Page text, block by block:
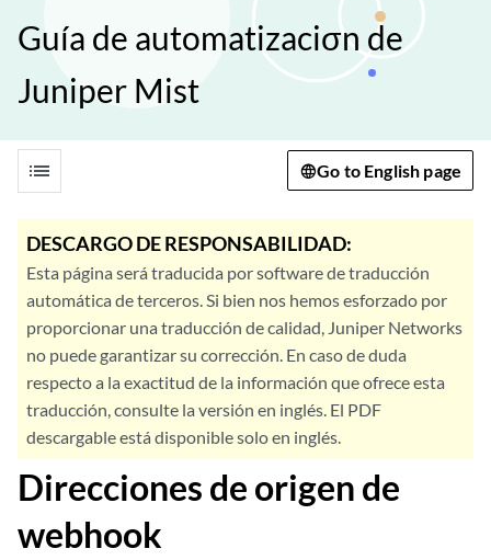
Guía de automatizaciσn de
Juniper Mist
list Go to English page
DESCARGO DE RESPONSABILIDAD:
Esta página será traducida por software de traducción
automática de terceros. Si bien nos hemos esforzado por
proporcionar una traducción de calidad, Juniper Networks
no puede garantizar su corrección. En caso de duda
respecto a la exactitud de la información que ofrece esta
traducción, consulte la versión en inglés. El PDF
descargable está disponible solo en inglés.
Direcciones de origen de
webhook